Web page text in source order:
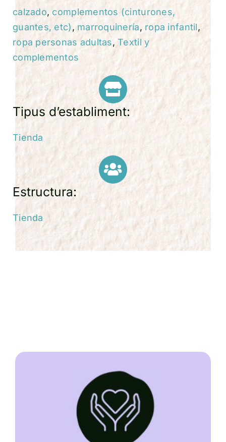
calzado,complementos (cinturones,
guantes, etc),marroquinería, ropa infantil,
ropa personas adultas,Textil y
complementos
Tipus d’establiment:
Tienda
Estructura:
Tienda